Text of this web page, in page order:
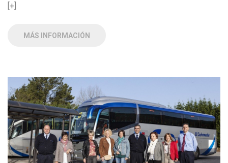
[+]
MÁS INFORMACIÓN